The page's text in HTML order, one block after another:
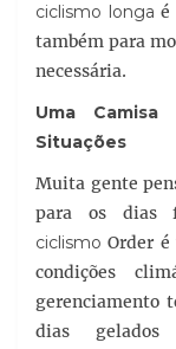
ciclismo longa é
também para
necessária.
Uma Camisa
Situações
Muita gente
para os dias
ciclismo Order
condições
gerenciamento
dias gelados